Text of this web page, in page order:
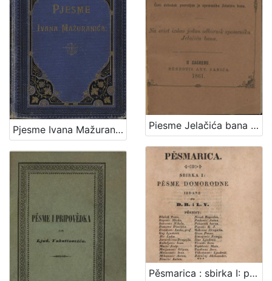
Pjesme Ivana Mažuranića : sa slikom i autografom pjesnika ter sa fototipijom pjesnika na odru / izdao Vladimir Mažuranić. Piesme Jelačića bana / u stihomierju izvornika, preveo Demeter
Pěsmarica : sbirka I: pěsme domorodne / izdane po D.R. i L.V.